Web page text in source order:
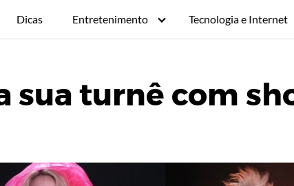
Dicas Entretenimento Tecnologia e Internet
sua turnê com